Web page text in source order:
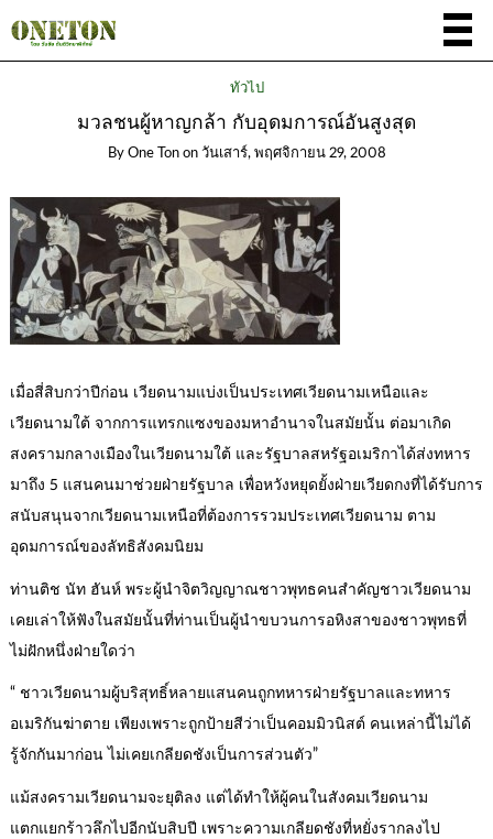
ทั่วไป
มวลชนผู้หาญกล้า กับอุดมการณ์อันสูงสุด
By One Ton on วันเสาร์, พฤศจิกายน 29, 2008
เมื่อสี่สิบกว่าปีก่อน เวียดนามแบ่งเป็นประเทศเวียดนามเหนือและ
เวียดนามใต้ จากการแทรกแซงของมหาอำนาจในสมัยนั้น ต่อมาเกิด
สงครามกลางเมืองในเวียดนามใต้ และรัฐบาลสหรัฐอเมริกาได้ส่งทหาร
มาถึง 5 แสนคนมาช่วยฝ่ายรัฐบาล เพื่อหวังหยุดยั้งฝ่ายเวียดกงที่ได้รับการ
สนับสนุนจากเวียดนามเหนือที่ต้องการรวมประเทศเวียดนาม ตาม
อุดมการณ์ของลัทธิสังคมนิยม
ท่านติช นัท ฮันห์ พระผู้นำจิตวิญญาณชาวพุทธคนสำคัญชาวเวียดนาม
เคยเล่าให้ฟังในสมัยนั้นที่ท่านเป็นผู้นำขบวนการอหิงสาของชาวพุทธที่
ไม่ฝักหนึ่งฝ่ายใดว่า
“ ชาวเวียดนามผู้บริสุทธิ์หลายแสนคนถูกทหารฝ่ายรัฐบาลและทหาร
อเมริกันฆ่าตาย เพียงเพราะถูกป้ายสีว่าเป็นคอมมิวนิสต์ คนเหล่านี้ไม่ได้
รู้จักกันมาก่อน ไม่เคยเกลียดชังเป็นการส่วนตัว”
แม้สงครามเวียดนามจะยุติลง แต่ได้ทำให้ผู้คนในสังคมเวียดนาม
แตกแยกร้าวลึกไปอีกนับสิบปี เพราะความเกลียดชังที่หยั่งรากลงไป